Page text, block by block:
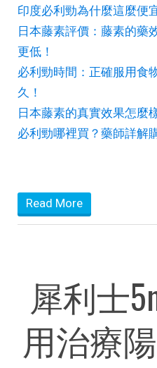
印度必利勁為什麼這麼便
日本藤素評價：藤素的藥
更低！
必利勁時間：正確服用食
久！
日本藤素的真實效果怎麼
必利勁哪裡買？藥師詳解
Read More
犀利士
用治療